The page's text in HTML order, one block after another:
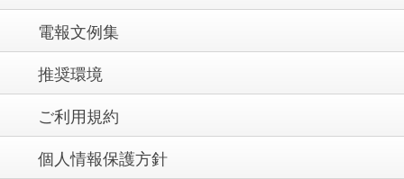
電報文例集
推奨環境
ご利用規約
個人情報保護方針